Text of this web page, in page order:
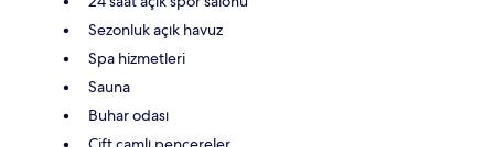
Sezonluk açık havuz
Spa hizmetleri
Sauna
Buhar odası